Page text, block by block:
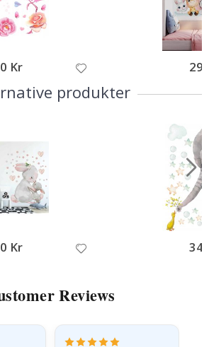
Kr
produkter
Kr
Reviews